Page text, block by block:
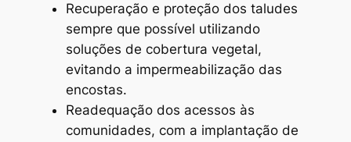
Recuperação e proteção dos taludes
sempre que possível utilizando
soluções de cobertura vegetal,
evitando a impermeabilização das
encostas.
Readequação dos acessos às
comunidades, com a implantação de